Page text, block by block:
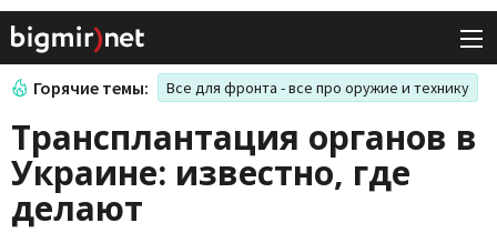
Горячие темы: Все для фронта - все про оружие и технику
Трансплантация органов в
Украине: известно, где
делают